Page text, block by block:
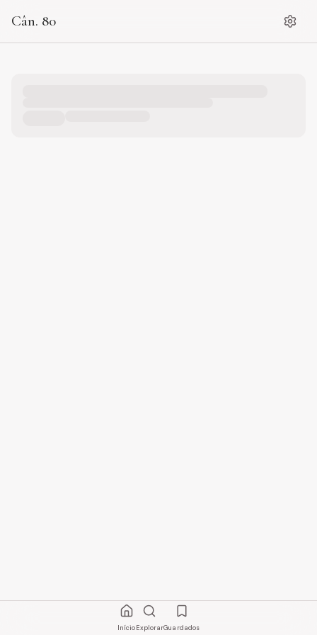
Cân. 80
InícioExplorarGuardados